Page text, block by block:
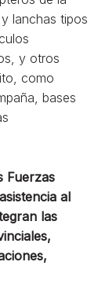
lanchas tipos
y otros
como
bases
Fuerzas
al
las